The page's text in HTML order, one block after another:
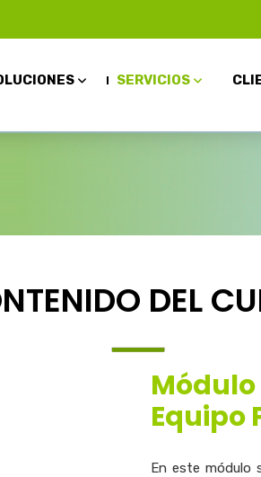
SERVICIOS
DEL
Módulo
Equipo
En este módulo